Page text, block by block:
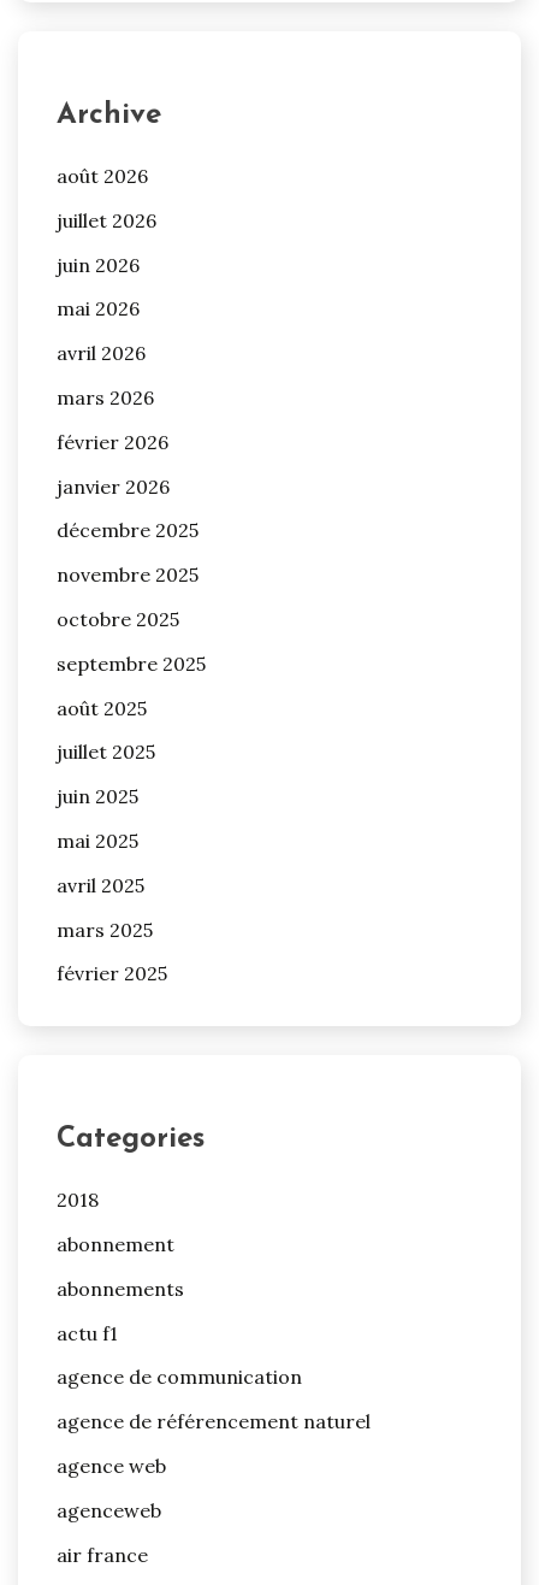
Archive
août 2026
juillet 2026
juin 2026
mai 2026
avril 2026
mars 2026
février 2026
janvier 2026
décembre 2025
novembre 2025
octobre 2025
septembre 2025
août 2025
juillet 2025
juin 2025
mai 2025
avril 2025
mars 2025
février 2025
Categories
2018
abonnement
abonnements
actu f1
agence de communication
agence de référencement naturel
agence web
agenceweb
air france